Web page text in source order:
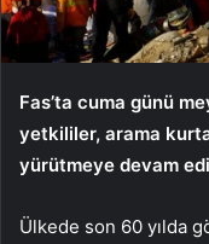
Fas’ta cuma günü
yetkililer, arama
yürütmeye devam
Ülkede son 60 yılda